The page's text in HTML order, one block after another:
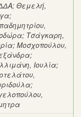
; Θεμελή,
;
; Τσάγκαρη,
; Μοσχοπούλου,
;
Ιουλία;
;